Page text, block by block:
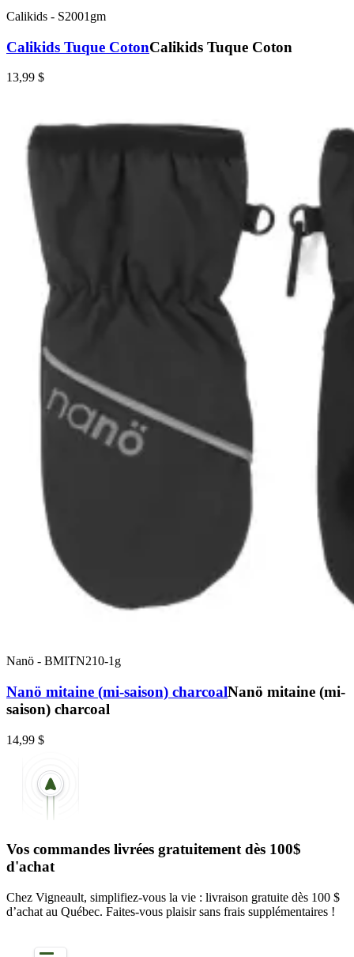
Calikids - S2001gm
Calikids Tuque CotonCalikids Tuque Coton
13,99 $
Nanö - BMITN210-1g
Nanö mitaine (mi-saison) charcoalNanö mitaine (mi-
saison) charcoal
14,99 $
Vos commandes livrées gratuitement dès 100$
d'achat
Chez Vigneault, simplifiez-vous la vie : livraison gratuite dès 100 $
d’achat au Québec. Faites-vous plaisir sans frais supplémentaires !